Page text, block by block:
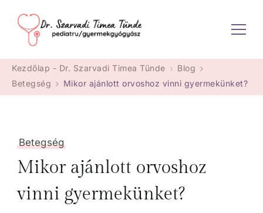
Dr. Szarvadi Timea Tünde
Kezdőlap - Dr. Szarvadi Timea Tünde
Blog
Betegség
Mikor ajánlott orvoshoz vinni gyermekünket?
Betegség
Mikor ajánlott orvoshoz
vinni gyermekünket?